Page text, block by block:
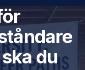
du